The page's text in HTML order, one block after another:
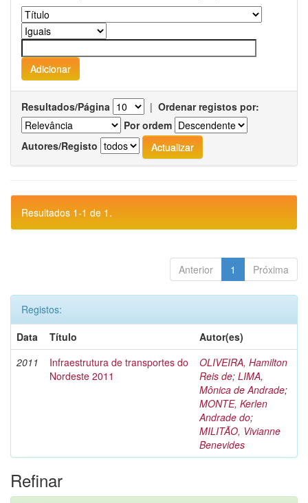
Resultados/Página | Ordenar registos por:
Por ordem
Autores/Registo
Resultados 1-1 de 1.
Anterior 1 Próxima
Registos:
Data
Título
Autor(es)
2011
Infraestrutura de transportes do
Nordeste 2011
OLIVEIRA, Hamilton
Reis de; LIMA,
Mônica de Andrade;
MONTE, Kerlen
Andrade do;
MILITÃO, Vivianne
Benevides
Refinar